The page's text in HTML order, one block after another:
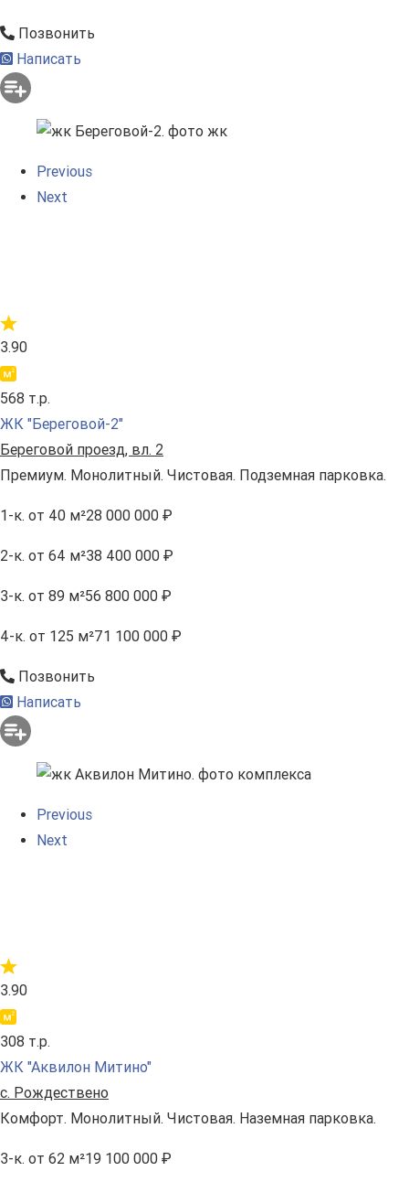
Позвонить
Написать
Previous
Next
3.90
568 т.р.
ЖК "Береговой-2"
Береговой проезд, вл. 2
Премиум. Монолитный. Чистовая. Подземная парковка.
1-к. от 40 м²28 000 000 ₽
2-к. от 64 м²38 400 000 ₽
3-к. от 89 м²56 800 000 ₽
4-к. от 125 м²71 100 000 ₽
Позвонить
Написать
Previous
Next
3.90
308 т.р.
ЖК "Аквилон Митино"
с. Рождествено
Комфорт. Монолитный. Чистовая. Наземная парковка.
3-к. от 62 м²19 100 000 ₽